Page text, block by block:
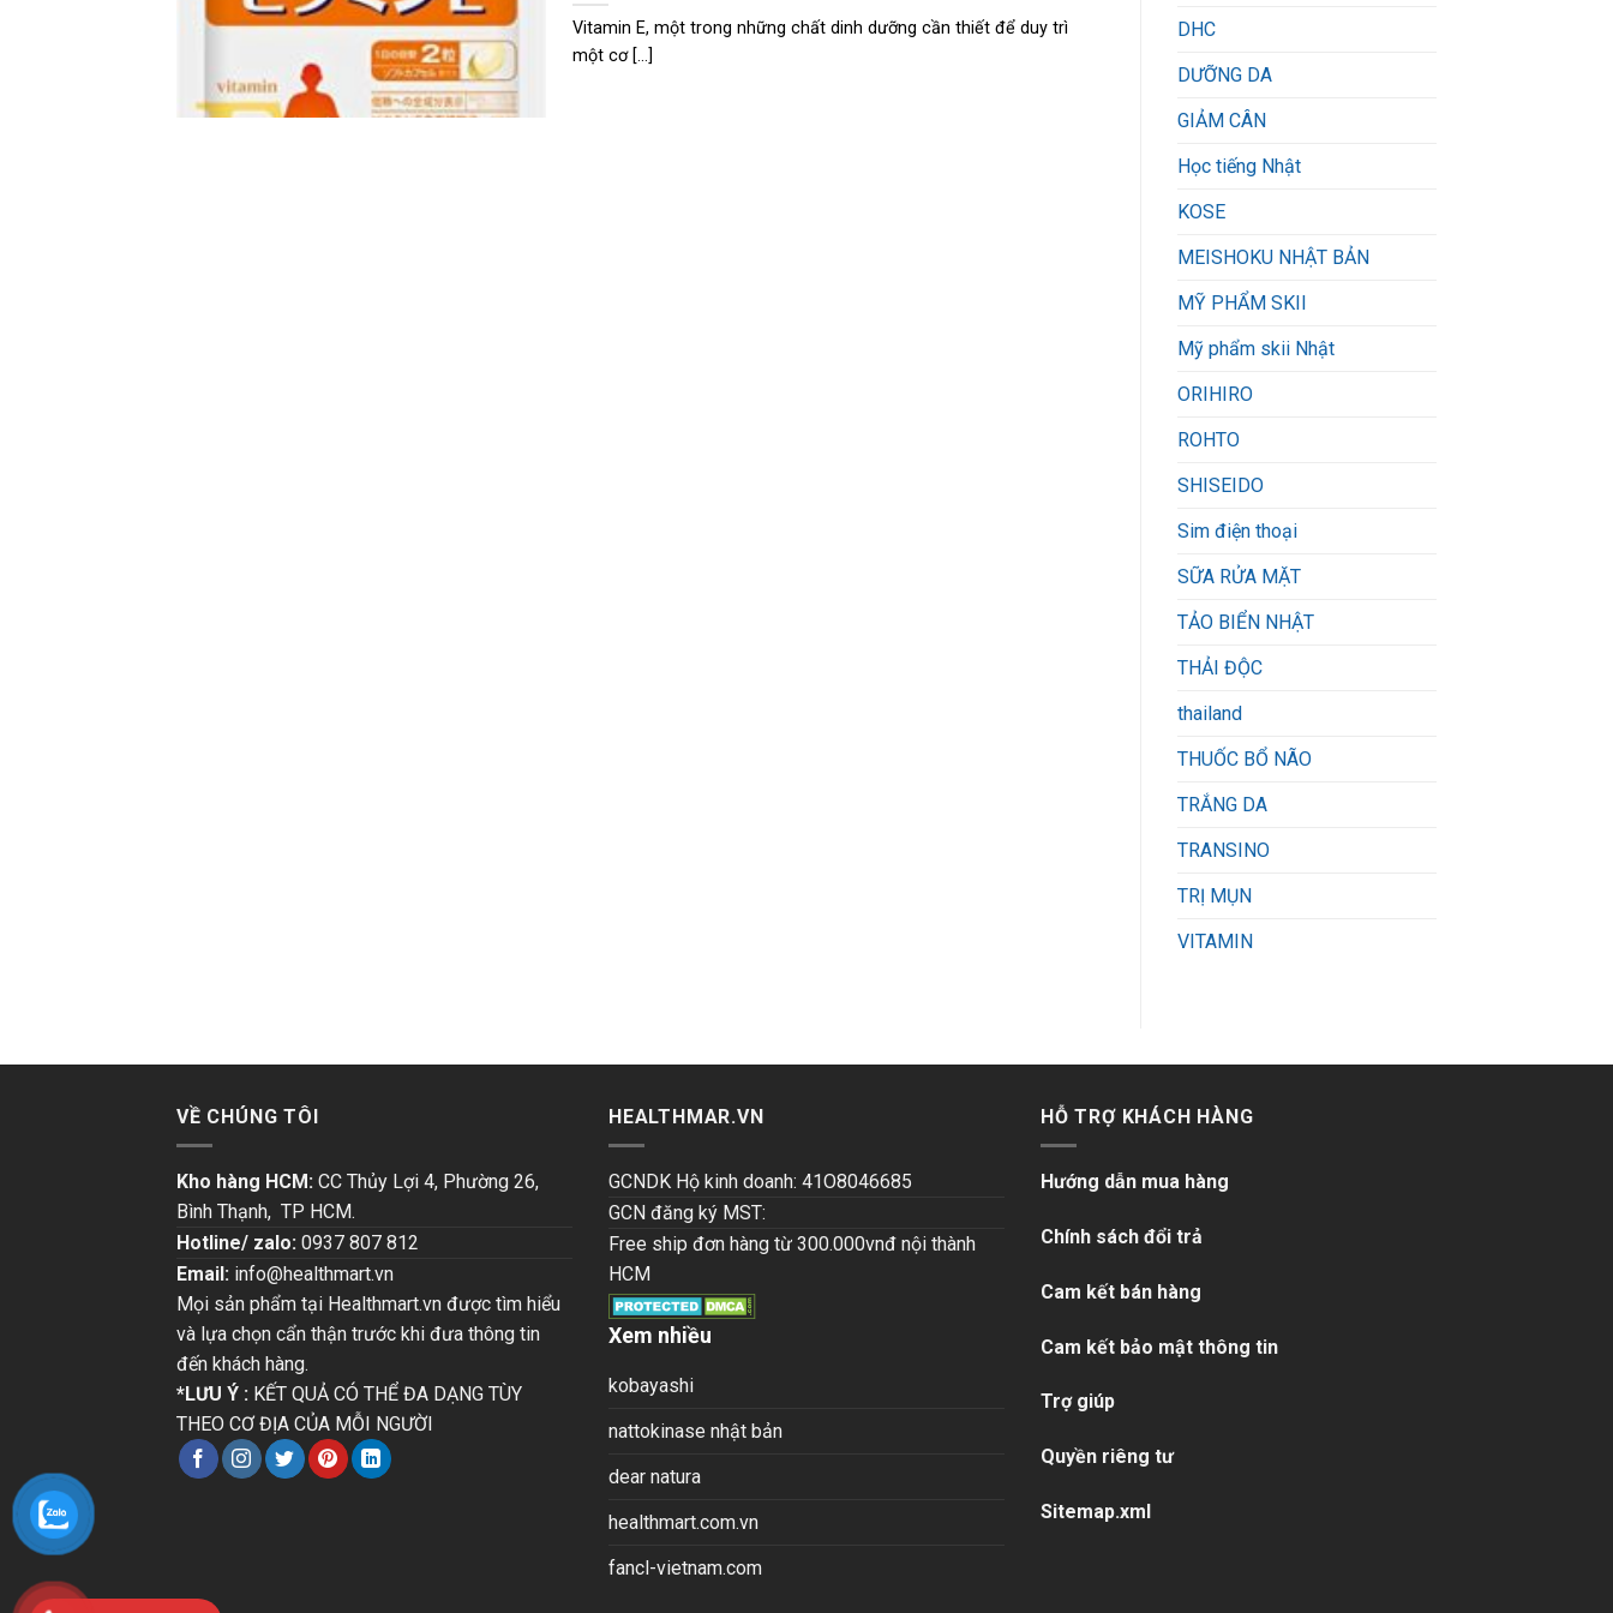
Vitamin E, một trong những chất dinh dưỡng cần thiết để duy trì
một cơ [...]
DHC
DƯỠNG DA
GIẢM CÂN
Học tiếng Nhật
KOSE
MEISHOKU NHẬT BẢN
MỸ PHẨM SKII
Mỹ phẩm skii Nhật
ORIHIRO
ROHTO
SHISEIDO
Sim điện thoại
SỮA RỬA MẶT
TẢO BIỂN NHẬT
THẢI ĐỘC
thailand
THUỐC BỔ NÃO
TRẮNG DA
TRANSINO
TRỊ MỤN
VITAMIN
VỀ CHÚNG TÔI
Kho hàng HCM: CC Thủy Lợi 4, Phường 26,
Bình Thạnh, TP HCM.
Hotline/ zalo: 0937 807 812
Email: info@healthmart.vn
Mọi sản phẩm tại Healthmart.vn được tìm hiểu
và lựa chọn cẩn thận trước khi đưa thông tin
đến khách hàng.
*LƯU Ý : KẾT QUẢ CÓ THỂ ĐA DẠNG TÙY
THEO CƠ ĐỊA CỦA MỖI NGƯỜI
HEALTHMAR.VN
GCNDK Hộ kinh doanh: 41O8046685
GCN đăng ký MST:
Free ship đơn hàng từ 300.000vnđ nội thành
HCM
Xem nhiều
kobayashi
nattokinase nhật bản
dear natura
healthmart.com.vn
fancl-vietnam.com
HỖ TRỢ KHÁCH HÀNG
Hướng dẫn mua hàng
Chính sách đổi trả
Cam kết bán hàng
Cam kết bảo mật thông tin
Trợ giúp
Quyền riêng tư
Sitemap.xml